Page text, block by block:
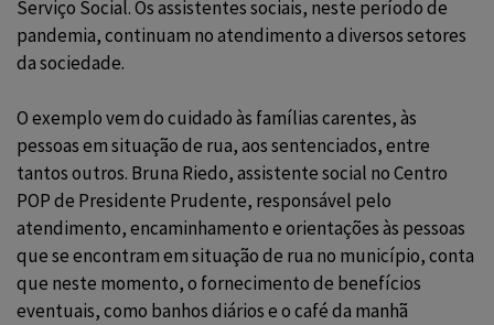
Serviço Social. Os assistentes sociais, neste período de
pandemia, continuam no atendimento a diversos setores
da sociedade.
O exemplo vem do cuidado às famílias carentes, às
pessoas em situação de rua, aos sentenciados, entre
tantos outros. Bruna Riedo, assistente social no Centro
POP de Presidente Prudente, responsável pelo
atendimento, encaminhamento e orientações às pessoas
que se encontram em situação de rua no município, conta
que neste momento, o fornecimento de benefícios
eventuais, como banhos diários e o café da manhã